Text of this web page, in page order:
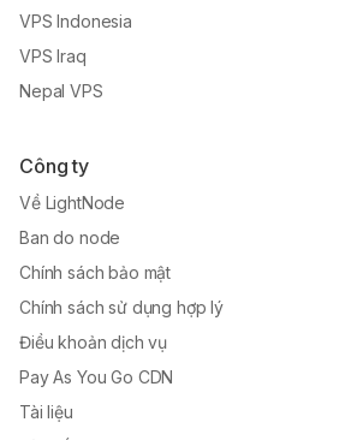
VPS Indonesia
VPS Iraq
Nepal VPS
Công ty
Về LightNode
Ban do node
Chính sách bảo mật
Chính sách sử dụng hợp lý
Điều khoản dịch vụ
Pay As You Go CDN
Tài liệu